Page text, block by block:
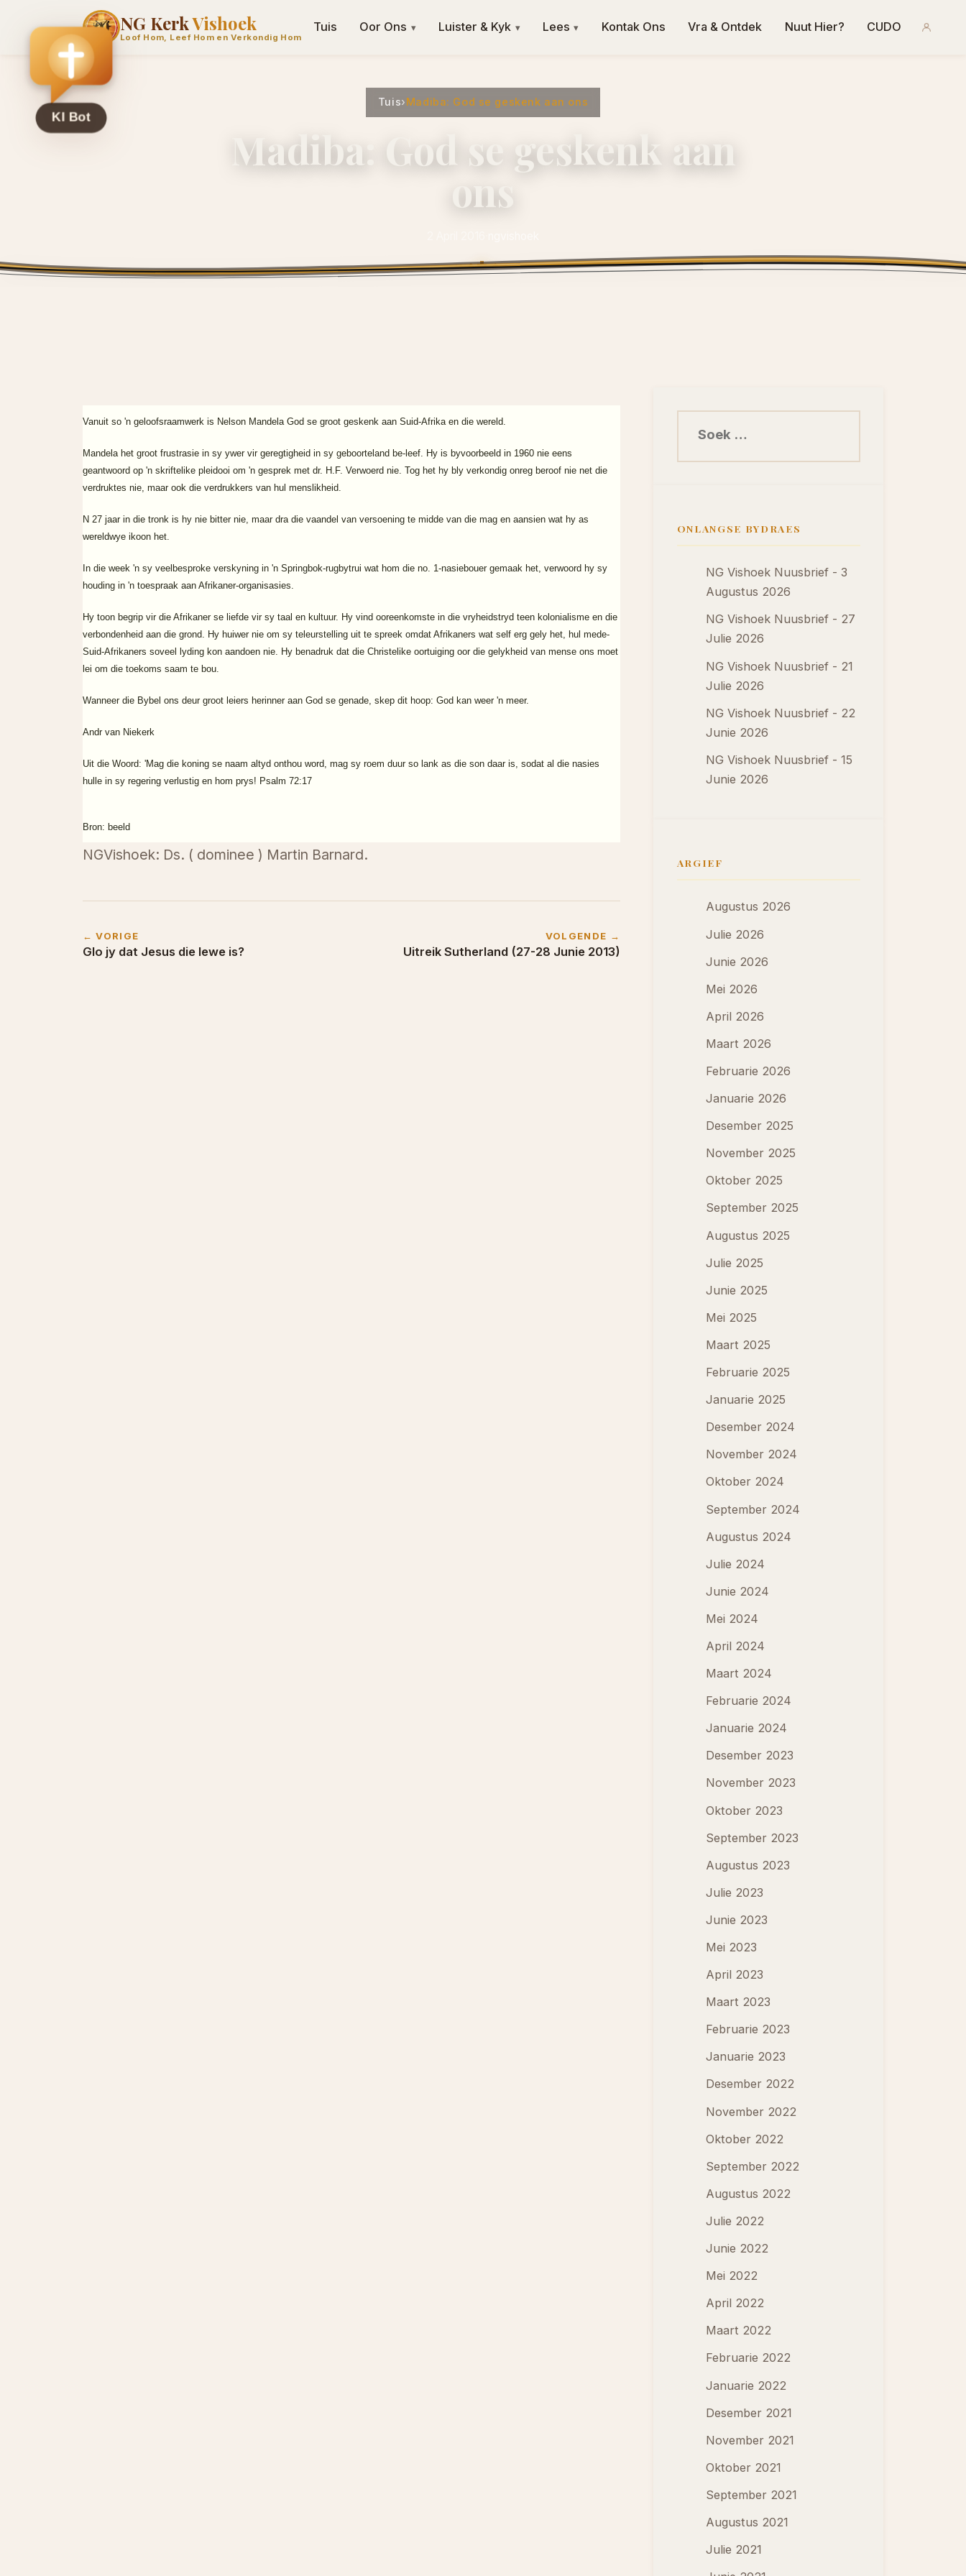
NG KerkVishoek
Loof Hom, Leef Hom en Verkondig Hom
Tuis Oor Ons ▾ Luister & Kyk ▾ Lees ▾ Kontak Ons Vra & Ontdek Nuut Hier? CUDO
Tuis›Madiba: God se geskenk aan ons
Madiba: God se geskenk aan
ons
Vanuit so 'n geloofsraamwerk is Nelson Mandela God se groot geskenk aan Suid-Afrika en die wereld.
Mandela het groot frustrasie in sy ywer vir geregtigheid in sy geboorteland be-leef. Hy is byvoorbeeld in 1960 nie eens
geantwoord op 'n skriftelike pleidooi om 'n gesprek met dr. H.F. Verwoerd nie. Tog het hy bly verkondig onreg beroof nie net die
verdruktes nie, maar ook die verdrukkers van hul menslikheid.
N 27 jaar in die tronk is hy nie bitter nie, maar dra die vaandel van versoening te midde van die mag en aansien wat hy as
wereldwye ikoon het.
In die week 'n sy veelbesproke verskyning in 'n Springbok-rugbytrui wat hom die no. 1-nasiebouer gemaak het, verwoord hy sy
houding in 'n toespraak aan Afrikaner-organisasies.
Hy toon begrip vir die Afrikaner se liefde vir sy taal en kultuur. Hy vind ooreenkomste in die vryheidstryd teen kolonialisme en die
verbondenheid aan die grond. Hy huiwer nie om sy teleurstelling uit te spreek omdat Afrikaners wat self erg gely het, hul mede-
Suid-Afrikaners soveel lyding kon aandoen nie. Hy benadruk dat die Christelike oortuiging oor die gelykheid van mense ons moet
lei om die toekoms saam te bou.
Wanneer die Bybel ons deur groot leiers herinner aan God se genade, skep dit hoop: God kan weer 'n meer.
Andr van Niekerk
Uit die Woord: 'Mag die koning se naam altyd onthou word, mag sy roem duur so lank as die son daar is, sodat al die nasies
hulle in sy regering verlustig en hom prys! Psalm 72:17
Bron: beeld
NGVishoek: Ds. ( dominee ) Martin Barnard.
← VORIGE
Glo jy dat Jesus die lewe is?
VOLGENDE →
Uitreik Sutherland (27-28 Junie 2013)
ONLANGSE BYDRAES
NG Vishoek Nuusbrief - 3
Augustus 2026
NG Vishoek Nuusbrief - 27
Julie 2026
NG Vishoek Nuusbrief - 21
Julie 2026
NG Vishoek Nuusbrief - 22
Junie 2026
NG Vishoek Nuusbrief - 15
Junie 2026
ARGIEF
Augustus 2026
Julie 2026
Junie 2026
Mei 2026
April 2026
Maart 2026
Februarie 2026
Januarie 2026
Desember 2025
November 2025
Oktober 2025
September 2025
Augustus 2025
Julie 2025
Junie 2025
Mei 2025
Maart 2025
Februarie 2025
Januarie 2025
Desember 2024
November 2024
Oktober 2024
September 2024
Augustus 2024
Julie 2024
Junie 2024
Mei 2024
April 2024
Maart 2024
Februarie 2024
Januarie 2024
Desember 2023
November 2023
Oktober 2023
September 2023
Augustus 2023
Julie 2023
Junie 2023
Mei 2023
April 2023
Maart 2023
Februarie 2023
Januarie 2023
Desember 2022
November 2022
Oktober 2022
September 2022
Augustus 2022
Julie 2022
Junie 2022
Mei 2022
April 2022
Maart 2022
Februarie 2022
Januarie 2022
Desember 2021
November 2021
Oktober 2021
September 2021
Augustus 2021
Julie 2021